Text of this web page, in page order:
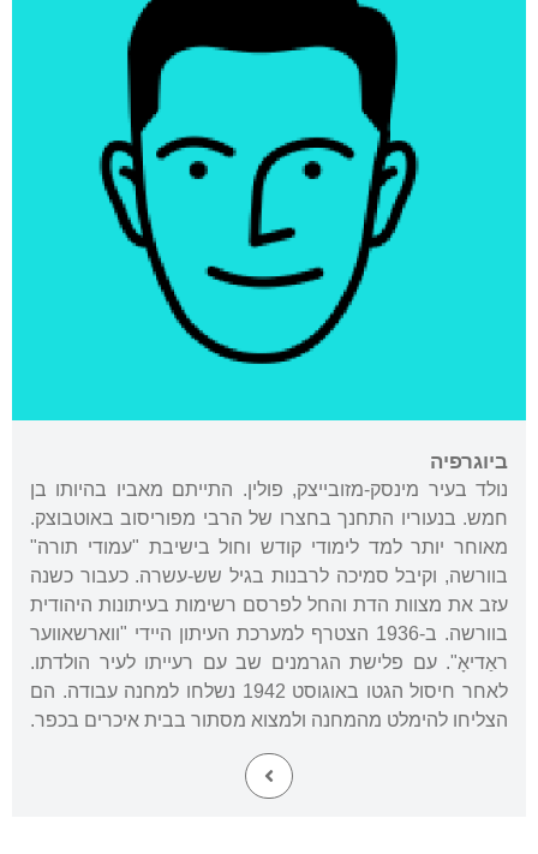
ביוגרפיה
נולד בעיר מינסק-מזובייצק, פולין. התייתם מאביו בהיותו בן
חמש. בנעוריו התחנך בחצרו של הרבי מפוריסוב באוטבוצק.
מאוחר יותר למד לימודי קודש וחול בישיבת "עמודי תורה"
בוורשה, וקיבל סמיכה לרבנות בגיל שש-עשרה. כעבור כשנה
עזב את מצוות הדת והחל לפרסם רשימות בעיתונות היהודית
בוורשה. ב-1936 הצטרף למערכת העיתון היידי "ווארשאווער
ראַדיאָ". עם פלישת הגרמנים שב עם רעייתו לעיר הולדתו.
לאחר חיסול הגטו באוגוסט 1942 נשלחו למחנה עבודה. הם
הצליחו להימלט מהמחנה ולמצוא מסתור בבית איכרים בכפר.